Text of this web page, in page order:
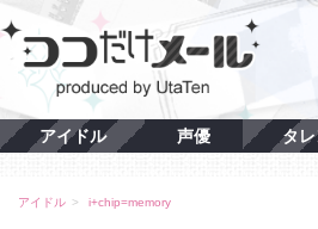
アイドル 声優 タ
アイドル i+chip=memory